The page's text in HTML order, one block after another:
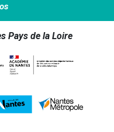
Pays de la Loire